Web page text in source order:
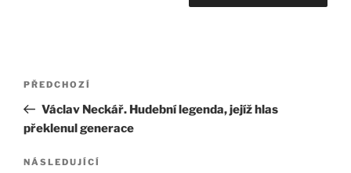
Navigace
příspěvek
Předchozí
příspěvek
PŘEDCHOZÍ
Václav Neckář. Hudební legenda, jejíž hlas
překlenul generace
Následující
NÁSLEDUJÍCÍ